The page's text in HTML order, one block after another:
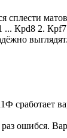
сплести
... Крd8 2.
выглядят.
ошибся.